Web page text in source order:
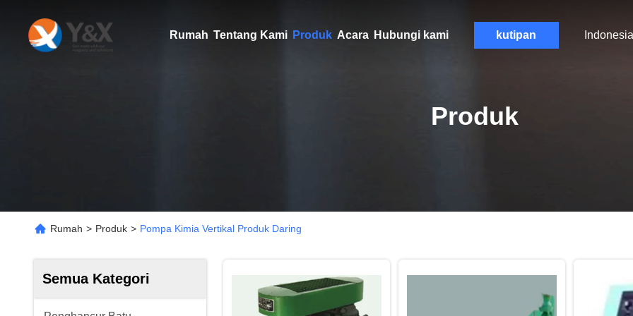
Rumah Tentang Kami Produk Acara Hubungi kami kutipan
Produk
Rumah > Produk > Pompa Kimia Vertikal Produk Daring
Semua Kategori